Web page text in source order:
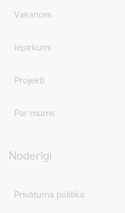
Vakances
Iepirkumi
Projekti
Par mums
Noderīgi
Privātuma politika